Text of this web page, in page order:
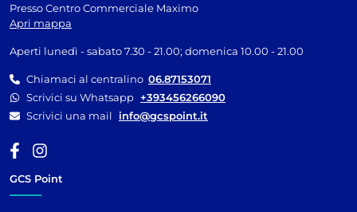
Presso Centro Commerciale Maximo
Apri mappa
Aperti lunedì - sabato 7.30 - 21.00; domenica 10.00 - 21.00
Chiamaci al centralino 06.87153071
Scrivici su Whatsapp +393456266090
Scrivici una mail
info@gcspoint.it
GCS Point